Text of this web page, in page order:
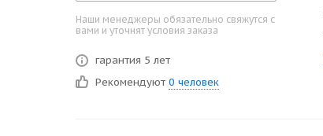
Наши менеджеры обязательно свяжутся с
вами и уточнят условия заказа
гарантия 5 лет
Рекомендуют 0 человек